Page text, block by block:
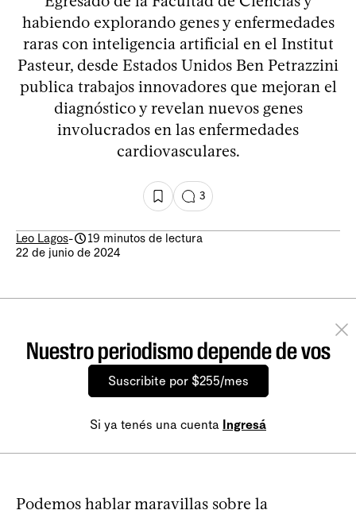
habiendo explorando genes y enfermedades
raras con inteligencia artificial en el Institut
Pasteur, desde Estados Unidos Ben Petrazzini
publica trabajos innovadores que mejoran el
diagnóstico y revelan nuevos genes
involucrados en las enfermedades
cardiovasculares.
3
Leo Lagos-
19 minutos de lectura
22 de junio de 2024
Nuestro periodismo depende de vos
Suscribite por $255/mes
Si ya tenés una cuenta Ingresá
Podemos hablar maravillas sobre la